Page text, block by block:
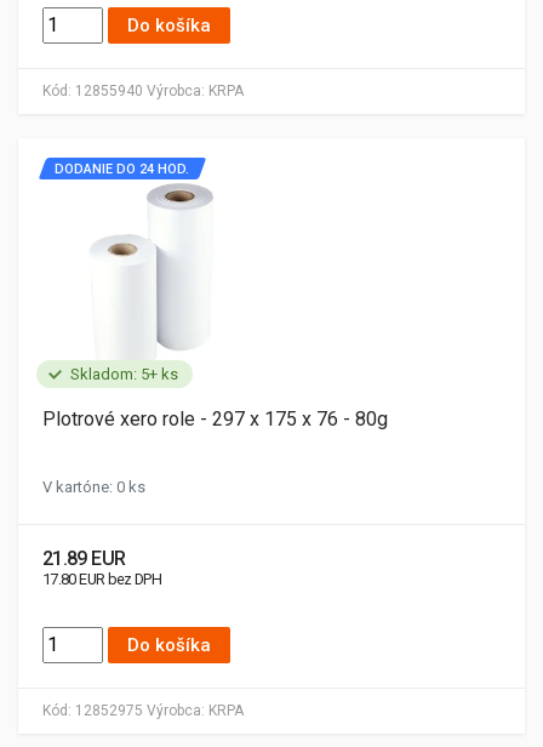
Kód: 12855940 Výrobca: KRPA
Do košíka
Skladom: 5+ ks
Kód: 12852975 Výrobca: KRPA
DODANIE DO 24 HOD.
Plotrové xero role - 297 x 175 x 76 - 80g
V kartóne: 0 ks
21.89 EUR
17.80 EUR bez DPH
Do košíka